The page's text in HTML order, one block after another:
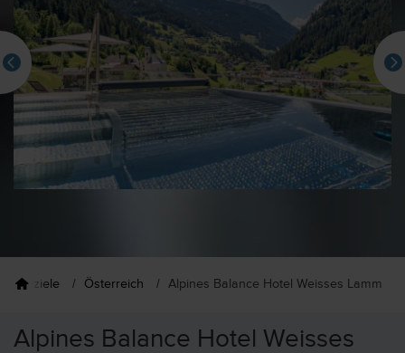
Reiseziele Österreich Alpines Balance Hotel Weisses Lamm
Alpines Balance Hotel Weisses